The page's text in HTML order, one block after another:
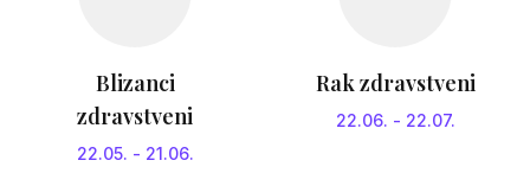
Blizanci
zdravstveni
22.05. - 21.06.
Rak zdravstveni
22.06. - 22.07.